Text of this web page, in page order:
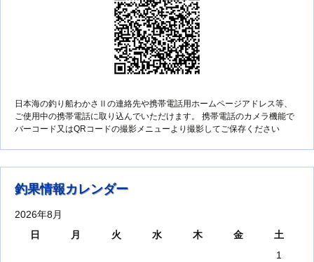
日本海の釣り船わかさⅡの連絡先や携帯電話用ホームページアドレス等、
ご使用中の携帯電話に取り込んでいただけます。 携帯電話のカメラ機能で
バーコード又はQRコードの撮影メニューより撮影してご保存ください
釣果情報カレンダー
2026年8月
日
月 火 水 木 金
土
1